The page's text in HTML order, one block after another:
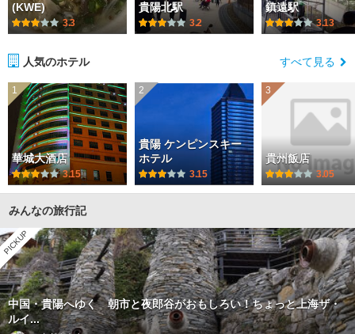
(KWE)
3.3
貴陽北駅
3.2
鎮遠駅
3.13
人気のホテル すべて見る
1
華城大酒店
3.15
2
貴陽 ケンピンスキー
ホテル
3.15
3
貴州飯店
3.05
みんなの旅行記
PICKUP
中国・貴陽へゆく 朝市と夜郎谷がおもしろい！ちょっと上海ザ・
ルイ...